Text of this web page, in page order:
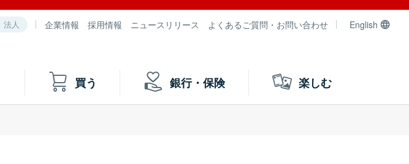
法人 企業情報 採用情報 ニュースリリース よくあるご質問・お問い合わせ English
買う 銀行・保険 楽しむ